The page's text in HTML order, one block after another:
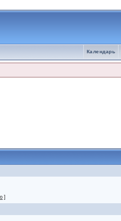
Календарь
]